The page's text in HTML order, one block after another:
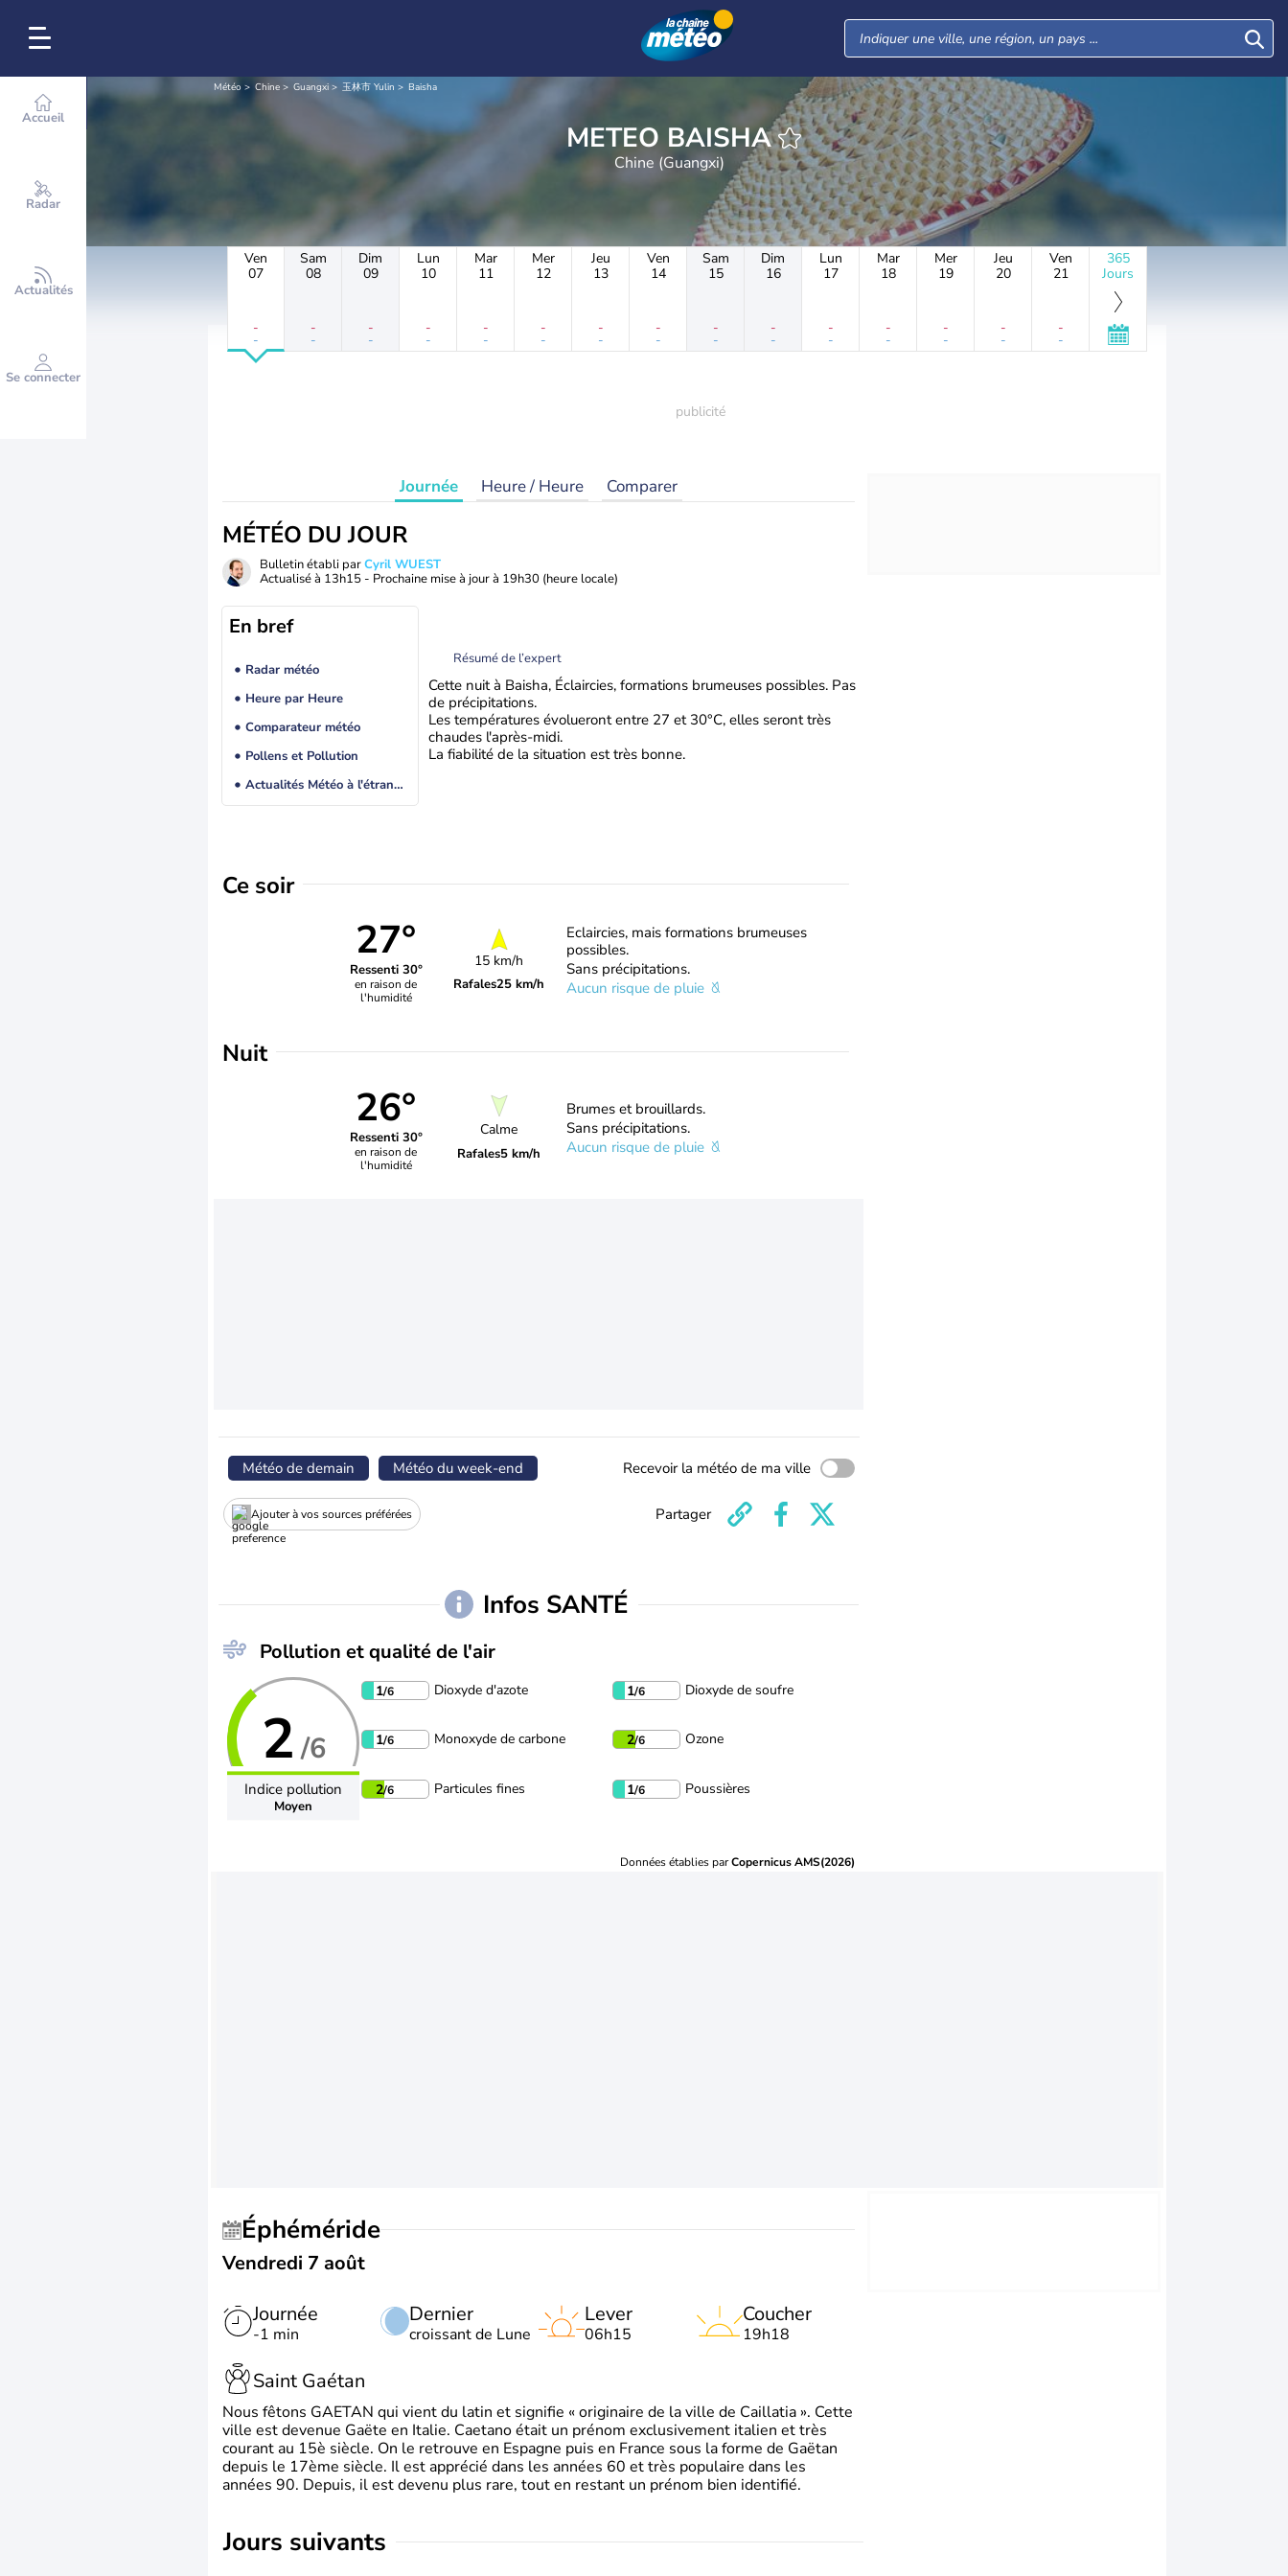
Accueil
Radar
Actualités
Se connecter
Météo Chine Guangxi 玉林市 Yulin Baisha
METEO BAISHA
Chine (Guangxi)
Ven
07
-
-
Sam
08
-
-
Dim
09
-
-
Lun
10
-
-
Mar
11
-
-
Mer
12
-
-
Jeu
13
-
-
Ven
14
-
-
Sam
15
-
-
Dim
16
-
-
Lun
17
-
-
Mar
18
-
-
Mer
19
-
-
Jeu
20
-
-
Ven
21
-
-
365
Jours
Journée Heure / Heure Comparer
MÉTÉO DU JOUR
Bulletin établi parCyril WUEST
Actualisé à 13h15 - Prochaine mise à jour à 19h30 (heure locale)
En bref
Radar météo
Heure par Heure
Comparateur météo
Pollens et Pollution
Actualités Météo à l'étranger
Résumé de l’expert
Cette nuit à Baisha, Éclaircies, formations brumeuses possibles. Pas
de précipitations.
Les températures évolueront entre 27 et 30°C, elles seront très
chaudes l'après-midi.
La fiabilité de la situation est très bonne.
Ce soir
27°
Ressenti 30°
en raison de
l'humidité
15 km/h
Rafales25 km/h
Eclaircies, mais formations brumeuses
possibles.
Sans précipitations.
Aucun risque de pluie
Nuit
26°
Ressenti 30°
en raison de
l'humidité
Calme
Rafales5 km/h
Brumes et brouillards.
Sans précipitations.
Aucun risque de pluie
Météo de demain Météo du week-end Recevoir la météo de ma ville
Ajouter à vos sources préférées Partager
Infos SANTÉ
Pollution et qualité de l'air
2 /6
Indice pollution
Moyen
1/6 Dioxyde d'azote 1/6 Dioxyde de soufre
1/6 Monoxyde de carbone 2/6 Ozone
2/6 Particules fines 1/6 Poussières
Données établies parCopernicus AMS(2026)
Éphéméride
Vendredi 7 août
Journée
-1 min
Dernier
croissant de Lune
Lever
06h15
Coucher
19h18
Saint Gaétan
Nous fêtons GAETAN qui vient du latin et signifie « originaire de la ville de Caillatia ». Cette
ville est devenue Gaëte en Italie. Caetano était un prénom exclusivement italien et très
courant au 15è siècle. On le retrouve en Espagne puis en France sous la forme de Gaëtan
depuis le 17ème siècle. Il est apprécié dans les années 60 et très populaire dans les
années 90. Depuis, il est devenu plus rare, tout en restant un prénom bien identifié.
jours suivants